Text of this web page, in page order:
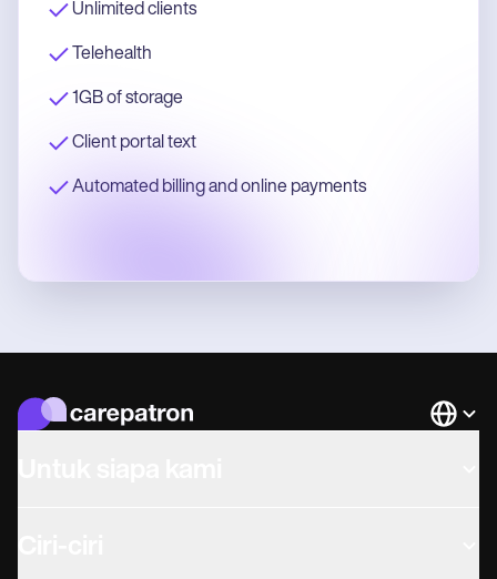
Unlimited clients
Telehealth
1GB of storage
Client portal text
Automated billing and online payments